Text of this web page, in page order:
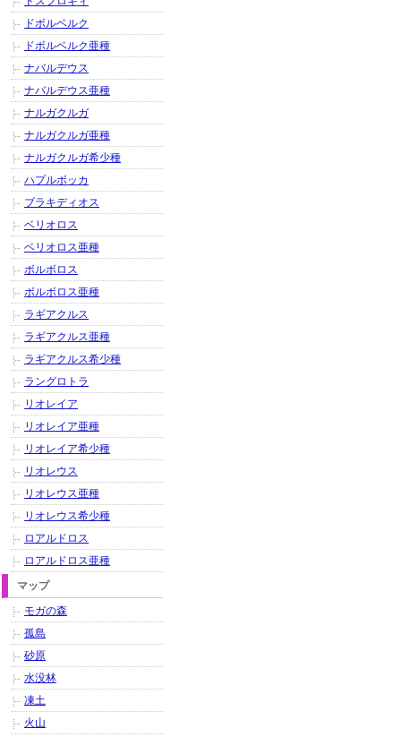
ドボルベルク
ドボルベルク亜種
ナバルデウス
ナバルデウス亜種
ナルガクルガ
ナルガクルガ亜種
ナルガクルガ希少種
ハプルボッカ
ブラキディオス
ベリオロス
ベリオロス亜種
ボルボロス
ボルボロス亜種
ラギアクルス
ラギアクルス亜種
ラギアクルス希少種
ラングロトラ
リオレイア
リオレイア亜種
リオレイア希少種
リオレウス
リオレウス亜種
リオレウス希少種
ロアルドロス
ロアルドロス亜種
マップ
モガの森
孤島
砂原
水没林
凍土
火山